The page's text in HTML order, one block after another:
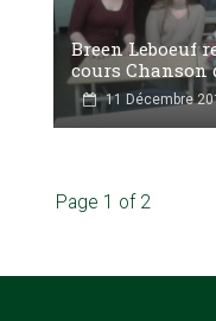
Breen Leboeuf
cours Chanson
11 Décembre
Page 1 of 2